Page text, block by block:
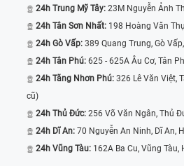
24h Trung Mỹ Tây: 23M Nguyễn Ảnh
24h Tân Sơn Nhất: 198 Hoàng Văn
24h Gò Vấp: 389 Quang Trung, Gò
24h Tân Phú: 625 - 625A Âu Cơ, Tân
24h Tăng Nhơn Phú: 326 Lê Văn Việt,
cũ)
24h Thủ Đức: 256 Võ Văn Ngân, Thủ
24h Dĩ An: 70 Nguyễn An Ninh, Dĩ An,
24h Vũng Tàu: 162A Ba Cu, Vũng Tàu,